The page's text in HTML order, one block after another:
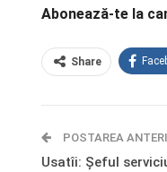
Abonează-te la
Share
POSTAREA
Usatîi: Șeful